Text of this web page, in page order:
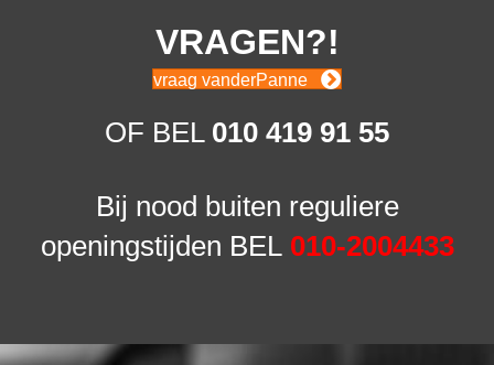
VRAGEN?!
vraag vanderPanne
OF BEL 010 419 91 55
Bij nood buiten reguliere
openingstijden BEL010-2004433